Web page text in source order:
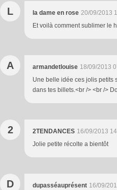
L la dame en rose 20/09/2013
Et voilà comment sublimer le
A armandetlouise 18/09/2013
Une belle idée ces jolis petits
dans tes billets.<br /> <br />
2 2TENDANCES 16/09/2013
Jolie petite récolte a bientôt
D dupasséauprésent 16/09/